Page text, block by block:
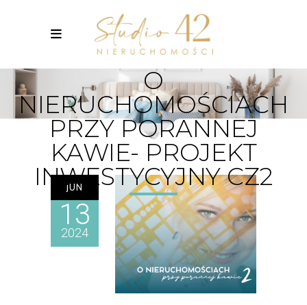
O
NIERUCHOMOŚCIACH
PRZY PORANNEJ
KAWIE- PROJEKT
INWESTYCYJNY CZ2
JUN
13
2024